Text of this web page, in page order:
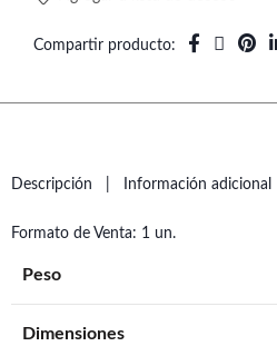
Compartir producto
Descripción Información adicional
Formato de Venta: 1 un.
Peso
Dimensiones